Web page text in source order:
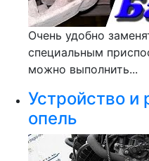
Очень удобно
специальным
можно выполнить...
Устройство и
опель